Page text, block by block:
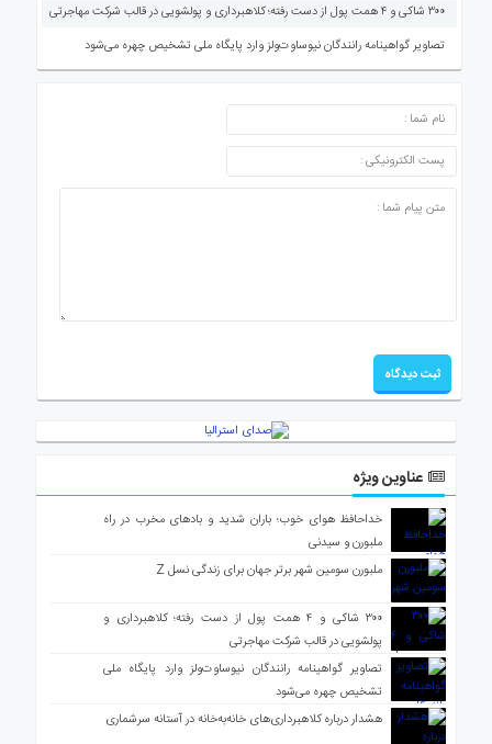
۳۰۰ شاکی و ۴ همت پول از دست رفته؛ کلاهبرداری و پولشویی در قالب شرکت مهاجرتی
تصاویر گواهینامه رانندگان نیوساوت‌ولز وارد پایگاه ملی تشخیص چهره می‌شود
ارسال دیدگاه
عناوین ویژه
خداحافظ هوای خوب؛ باران شدید و بادهای مخرب در راه
ملبورن و سیدنی
ملبورن سومین شهر برتر جهان برای زندگی نسل Z
۳۰۰ شاکی و ۴ همت پول از دست رفته؛ کلاهبرداری و
پولشویی در قالب شرکت مهاجرتی
تصاویر گواهینامه رانندگان نیوساوت‌ولز وارد پایگاه ملی
تشخیص چهره می‌شود
هشدار درباره کلاهبرداری‌های خانه‌به‌خانه در آستانه سرشماری